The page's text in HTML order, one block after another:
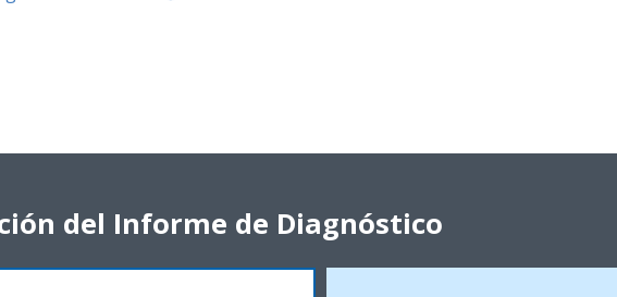
del Informe de Diagnóstico